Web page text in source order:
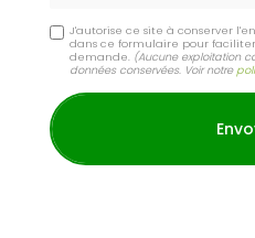
J'autorise ce site à conserver
dans ce formulaire pour
demande. (Aucune exploitation
données conservées. Voir notre